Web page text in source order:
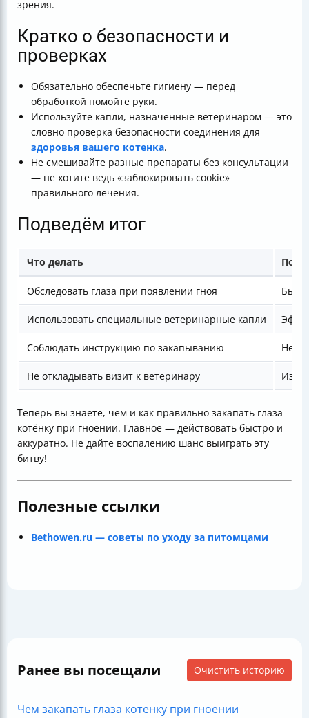
зрения.
Кратко о безопасности и
проверках
Обязательно обеспечьте гигиену — перед
обработкой помойте руки.
Используйте капли, назначенные ветеринаром — это
словно проверка безопасности соединения для
здоровья вашего котенка.
Не смешивайте разные препараты без консультации
— не хотите ведь «заблокировать cookie»
правильного лечения.
Подведём итог
Что делать
Обследовать глаза при появлении гноя
Использовать специальные ветеринарные капли
Соблюдать инструкцию по закапыванию Не
Не откладывать визит к ветеринару
Теперь вы знаете, чем и как правильно закапать глаза
котёнку при гноении. Главное — действовать быстро и
аккуратно. Не дайте воспалению шанс выиграть эту
битву!
Полезные ссылки
Bethowen.ru — советы по уходу за питомцами
Ранее вы посещали Очистить историю
Чем закапать глаза котенку при гноении